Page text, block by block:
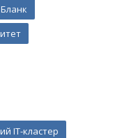
IT-кластер